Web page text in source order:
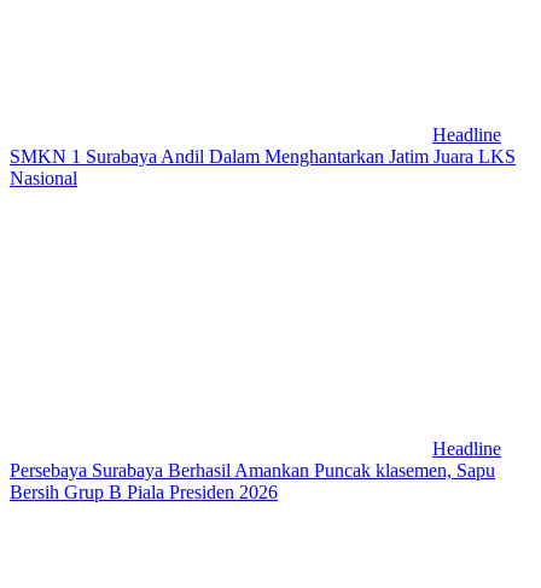
Headline
SMKN 1 Surabaya Andil Dalam Menghantarkan Jatim Juara LKS
Nasional
Headline
Persebaya Surabaya Berhasil Amankan Puncak klasemen, Sapu
Bersih Grup B Piala Presiden 2026